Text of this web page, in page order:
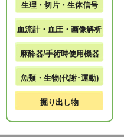
生理・切片・生体信号
血流計・血圧・画像解析
麻酔器/手術時使用機器
魚類・生物(代謝･運動)
掘り出し物